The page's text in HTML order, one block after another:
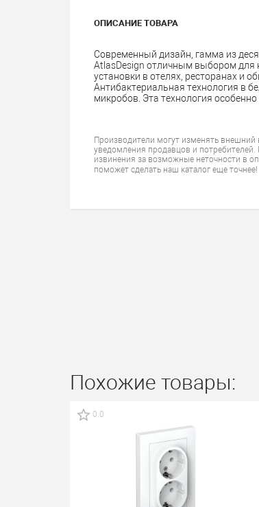
ОПИСАНИЕ ТОВАРА
Современный дизайн, гамма из
AtlasDesign отличным выбором для
установки в отелях, ресторанах и
Антибактериальная технология в
микробов. Эта технология
Производители могут изменять внешний
уведомления продавцов и
извинения за возможные неточности в
поможет сделать наш каталог еще точнее!
Похожие товары:
0.0